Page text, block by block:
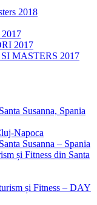
2018
2017
MASTERS 2017
Susanna, Spania
Napoca
Susanna – Spania
și Fitness din Santa
și Fitness – DAY